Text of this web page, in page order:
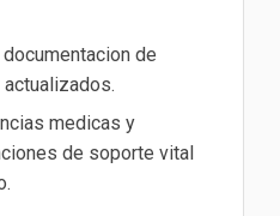
de
medicas y
de soporte vital